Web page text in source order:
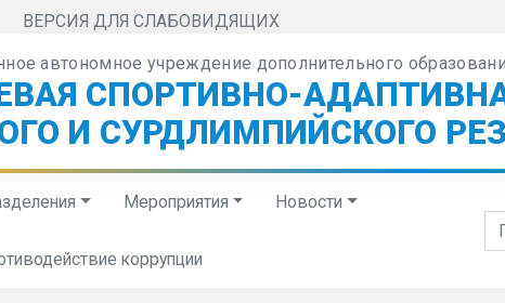
ВЕРСИЯ ДЛЯ СЛАБОВИДЯЩИХ
автономное учреждение дополнительного
СПОРТИВНО-
И СУРДЛИМПИЙСКОГО
Мероприятия Новости
коррупции